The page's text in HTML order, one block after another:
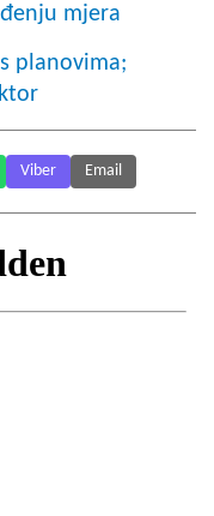
mjera
planovima;
Viber Email